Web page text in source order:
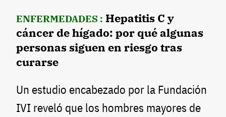
ENFERMEDADES : Hepatitis C y
cáncer de hígado: por qué algunas
personas siguen en riesgo tras
curarse
Un estudio encabezado por la Fundación
IVI reveló que los hombres mayores de